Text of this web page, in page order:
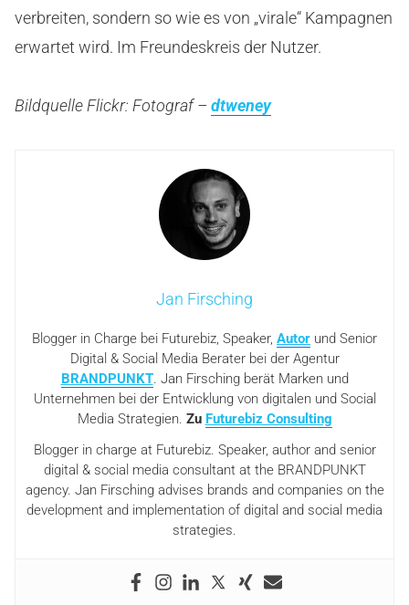
verbreiten, sondern so wie es von „virale“ Kampagnen
erwartet wird. Im Freundeskreis der Nutzer.
Bildquelle Flickr: Fotograf –dtweney
Jan Firsching
Blogger in Charge bei Futurebiz, Speaker, Autor und Senior
Digital & Social Media Berater bei der Agentur
BRANDPUNKT. Jan Firsching berät Marken und
Unternehmen bei der Entwicklung von digitalen und Social
Media Strategien. Zu Futurebiz Consulting
Blogger in charge at Futurebiz. Speaker, author and senior
digital & social media consultant at the BRANDPUNKT
agency. Jan Firsching advises brands and companies on the
development and implementation of digital and social media
strategies.